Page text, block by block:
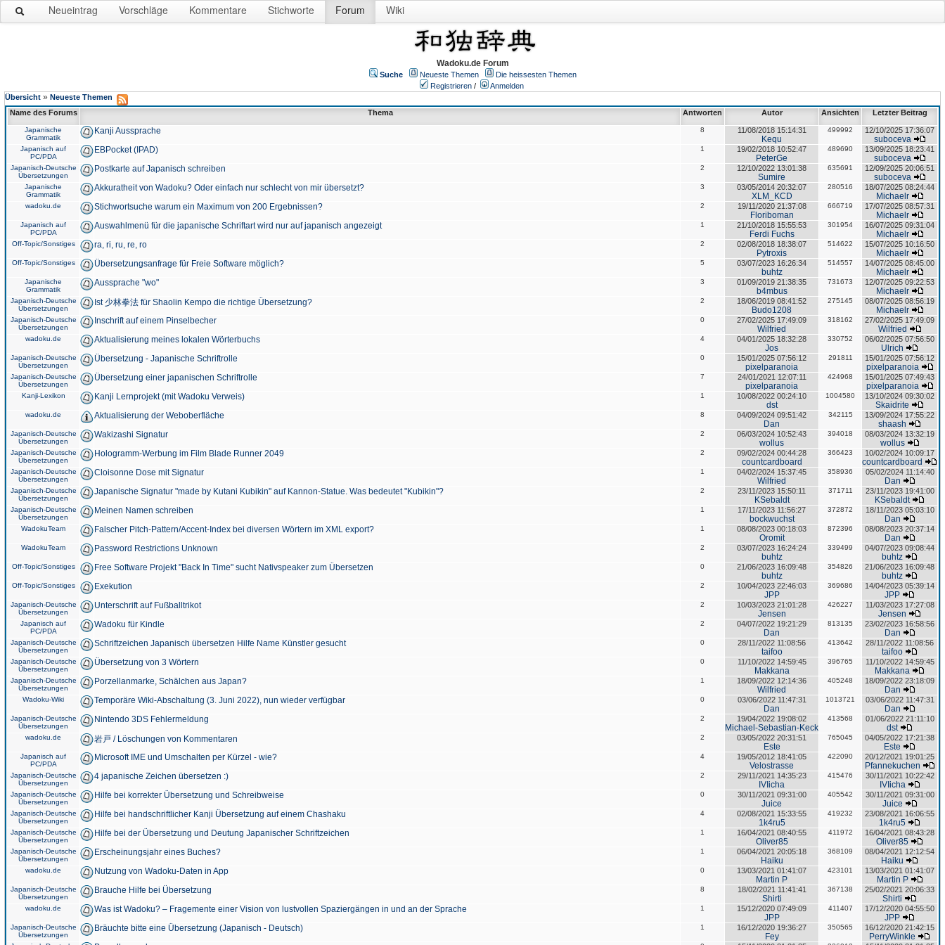
Neueintrag Vorschläge Kommentare Stichworte Forum Wiki
Wadoku.de Forum
Suche Neueste Themen
Die heissesten Themen
Registrieren /
Anmelden
Übersicht » Neueste Themen
Name des Forums
Thema Antworten Autor Ansichten Letzter Beitrag
Japanische
Grammatik
Kanji Aussprache 8 11/08/2018 15:14:31
Kequ
499992 12/10/2025 17:36:07
suboceva
Japanisch auf
PC/PDA
EBPocket (IPAD) 1 19/02/2018 10:52:47
PeterGe
489690 13/09/2025 18:23:41
suboceva
Japanisch-Deutsche
Übersetzungen
Postkarte auf Japanisch schreiben 2 12/10/2022 13:01:38
Sumire
635691 12/09/2025 20:06:51
suboceva
Japanische
Grammatik
Akkuratheit von Wadoku? Oder einfach nur schlecht von mir übersetzt? 3 03/05/2014 20:32:07
XLM_KCD
280516 18/07/2025 08:24:44
Michaelr
wadoku.de Stichwortsuche warum ein Maximum von 200 Ergebnissen? 2 19/11/2020 21:37:08
Floriboman
666719 17/07/2025 08:57:31
Michaelr
Japanisch auf
PC/PDA
Auswahlmenü für die japanische Schriftart wird nur auf japanisch angezeigt 1 21/10/2018 15:55:53
Ferdi Fuchs
301954 16/07/2025 09:31:04
Michaelr
Off-Topic/Sonstiges ra, ri, ru, re, ro 2 02/08/2018 18:38:07
Pytroxis
514622 15/07/2025 10:16:50
Michaelr
Off-Topic/Sonstiges Übersetzungsanfrage für Freie Software möglich? 5 03/07/2023 16:26:34
buhtz
514557 14/07/2025 08:45:00
Michaelr
Japanische
Grammatik
Aussprache "wo" 3 01/09/2019 21:38:35
b4mbus
731673 12/07/2025 09:22:53
Michaelr
Japanisch-Deutsche
Übersetzungen
Ist 少林拳法 für Shaolin Kempo die richtige Übersetzung? 2 18/06/2019 08:41:52
Budo1208
275145 08/07/2025 08:56:19
Michaelr
Japanisch-Deutsche
Übersetzungen
Inschrift auf einem Pinselbecher 0 27/02/2025 17:49:09
Wilfried
318162 27/02/2025 17:49:09
Wilfried
wadoku.de Aktualisierung meines lokalen Wörterbuchs 4 04/01/2025 18:32:28
Jos
330752 06/02/2025 07:56:50
Ulrich
Japanisch-Deutsche
Übersetzungen
Übersetzung - Japanische Schriftrolle 0 15/01/2025 07:56:12
pixelparanoia
291811 15/01/2025 07:56:12
pixelparanoia
Japanisch-Deutsche
Übersetzungen
Übersetzung einer japanischen Schriftrolle 7 24/01/2021 12:07:11
pixelparanoia
424968 15/01/2025 07:49:43
pixelparanoia
Kanji-Lexikon Kanji Lernprojekt (mit Wadoku Verweis) 1 10/08/2022 00:24:10
dst
1004580 13/10/2024 09:30:02
Skaidrite
wadoku.de Aktualisierung der Weboberfläche 8 04/09/2024 09:51:42
Dan
342115 13/09/2024 17:55:22
shaash
Japanisch-Deutsche
Übersetzungen
Wakizashi Signatur 2 06/03/2024 10:52:43
wollus
394018 08/03/2024 13:32:19
wollus
Japanisch-Deutsche
Übersetzungen
Hologramm-Werbung im Film Blade Runner 2049 2 09/02/2024 00:44:28
countcardboard
366423 10/02/2024 10:09:17
countcardboard
Japanisch-Deutsche
Übersetzungen
Cloisonne Dose mit Signatur 1 04/02/2024 15:37:45
Wilfried
358936 05/02/2024 11:14:40
Dan
Japanisch-Deutsche
Übersetzungen
Japanische Signatur "made by Kutani Kubikin" auf Kannon-Statue. Was bedeutet "Kubikin"? 2 23/11/2023 15:50:11
KSebaldt
371711 23/11/2023 19:41:00
KSebaldt
Japanisch-Deutsche
Übersetzungen
Meinen Namen schreiben 1 17/11/2023 11:56:27
bockwuchst
372872 18/11/2023 05:03:10
Dan
WadokuTeam Falscher Pitch-Pattern/Accent-Index bei diversen Wörtern im XML export? 1 08/08/2023 00:18:03
Oromit
872396 08/08/2023 20:37:14
Dan
WadokuTeam Password Restrictions Unknown 2 03/07/2023 16:24:24
buhtz
339499 04/07/2023 09:08:44
buhtz
Off-Topic/Sonstiges Free Software Projekt "Back In Time" sucht Nativspeaker zum Übersetzen 0 21/06/2023 16:09:48
buhtz
354826 21/06/2023 16:09:48
buhtz
Off-Topic/Sonstiges Exekution 2 10/04/2023 22:46:03
JPP
369686 14/04/2023 05:39:14
JPP
Japanisch-Deutsche
Übersetzungen
Unterschrift auf Fußballtrikot 2 10/03/2023 21:01:28
Jensen
426227 11/03/2023 17:27:08
Jensen
Japanisch auf
PC/PDA
Wadoku für Kindle 2 04/07/2022 19:21:29
Dan
813135 23/02/2023 16:58:56
Dan
Japanisch-Deutsche
Übersetzungen
Schriftzeichen Japanisch übersetzen Hilfe Name Künstler gesucht 0 28/11/2022 11:08:56
taifoo
413642 28/11/2022 11:08:56
taifoo
Japanisch-Deutsche
Übersetzungen
Übersetzung von 3 Wörtern 0 11/10/2022 14:59:45
Makkana
396765 11/10/2022 14:59:45
Makkana
Japanisch-Deutsche
Übersetzungen
Porzellanmarke, Schälchen aus Japan? 1 18/09/2022 12:14:36
Wilfried
405248 18/09/2022 23:18:09
Dan
Wadoku-Wiki Temporäre Wiki-Abschaltung (3. Juni 2022), nun wieder verfügbar 0 03/06/2022 11:47:31
Dan
1013721 03/06/2022 11:47:31
Dan
Japanisch-Deutsche
Übersetzungen
Nintendo 3DS Fehlermeldung 2 19/04/2022 19:08:02
Michael-Sebastian-Keck
413568 01/06/2022 21:11:10
dst
wadoku.de 岩戸 / Löschungen von Kommentaren 2 03/05/2022 20:31:51
Este
765045 04/05/2022 17:21:38
Este
Japanisch auf
PC/PDA
Microsoft IME und Umschalten per Kürzel - wie? 4 19/05/2012 18:41:05
Velostrasse
422090 20/12/2021 19:01:25
Pfannekuchen
Japanisch-Deutsche
Übersetzungen
4 japanische Zeichen übersetzen :) 2 29/11/2021 14:35:23
IVIicha
415476 30/11/2021 10:22:42
IVIicha
Japanisch-Deutsche
Übersetzungen
Hilfe bei korrekter Übersetzung und Schreibweise 0 30/11/2021 09:31:00
Juice
405542 30/11/2021 09:31:00
Juice
Japanisch-Deutsche
Übersetzungen
Hilfe bei handschriftlicher Kanji Übersetzung auf einem Chashaku 4 02/08/2021 15:33:55
1k4ru5
419232 23/08/2021 16:06:55
1k4ru5
Japanisch-Deutsche
Übersetzungen
Hilfe bei der Übersetzung und Deutung Japanischer Schriftzeichen 1 16/04/2021 08:40:55
Oliver85
411972 16/04/2021 08:43:28
Oliver85
Japanisch-Deutsche
Übersetzungen
Erscheinungsjahr eines Buches? 1 06/04/2021 20:05:18
Haiku
368109 08/04/2021 12:12:54
Haiku
wadoku.de Nutzung von Wadoku-Daten in App 0 13/03/2021 01:41:07
Martin P
423101 13/03/2021 01:41:07
Martin P
Japanisch-Deutsche
Übersetzungen
Brauche Hilfe bei Übersetzung 8 18/02/2021 11:41:41
Shirti
367138 25/02/2021 20:06:33
Shirti
wadoku.de Was ist Wadoku? – Fragemente einer Vision von lustvollen Spaziergängen in und an der Sprache 1 15/12/2020 07:49:09
JPP
411407 17/12/2020 04:55:50
JPP
Japanisch-Deutsche
Übersetzungen
Bräuchte bitte eine Übersetzung (Japanisch - Deutsch) 1 16/12/2020 19:36:27
Fey
350565 16/12/2020 21:42:15
PerryWinkle